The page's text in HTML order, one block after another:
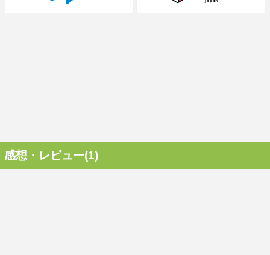
感想・レビュー(1)